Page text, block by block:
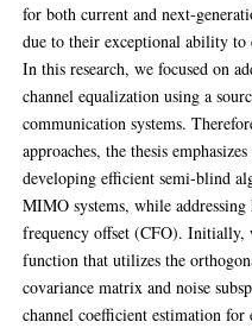
for both current and next-
due to their exceptional ability to
In this research, we focused on
channel equalization using a
communication systems.
approaches, the thesis
developing efficient semi-blind
MIMO systems, while addressing
frequency offset (CFO). Initially,
function that utilizes the
covariance matrix and noise
channel coefficient estimation for